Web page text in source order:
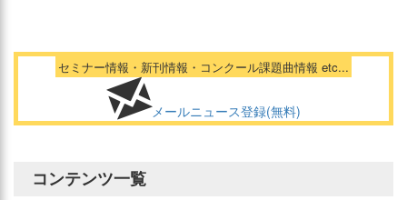
セミナー情報・新刊情報・コンクール課題曲情報 etc...
メールニュース登録(無料)
コンテンツ一覧